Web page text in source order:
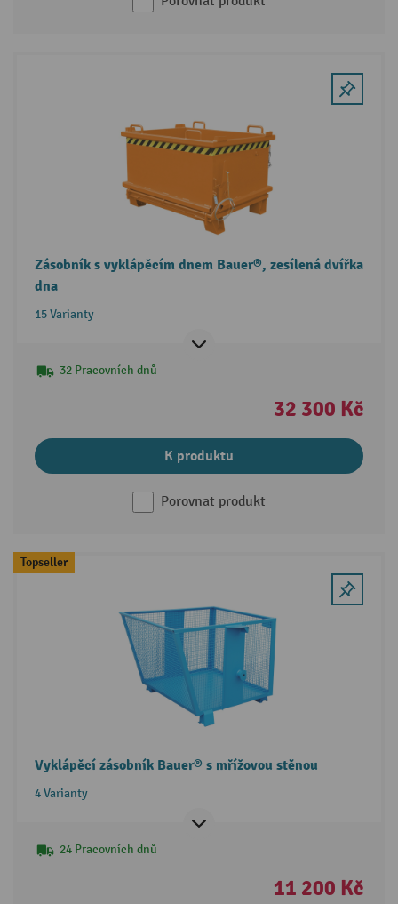
Zásobník s vyklápěcím dnem Bauer®, zesílená dvířka
dna
15 Varianty
32 Pracovních dnů
32 300 Kč
K produktu
Porovnat produkt
Topseller
Vyklápěcí zásobník Bauer® s mřížovou stěnou
4 Varianty
24 Pracovních dnů
11 200 Kč